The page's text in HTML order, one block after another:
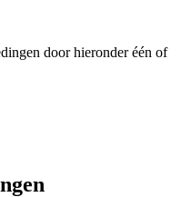
door hieronder één of